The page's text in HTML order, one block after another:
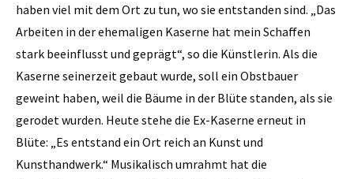
haben viel mit dem Ort zu tun, wo sie entstanden sind. „Das
Arbeiten in der ehemaligen Kaserne hat mein Schaffen
stark beeinflusst und geprägt“, so die Künstlerin. Als die
Kaserne seinerzeit gebaut wurde, soll ein Obstbauer
geweint haben, weil die Bäume in der Blüte standen, als sie
gerodet wurden. Heute stehe die Ex-Kaserne erneut in
Blüte: „Es entstand ein Ort reich an Kunst und
Kunsthandwerk.“ Musikalisch umrahmt hat die